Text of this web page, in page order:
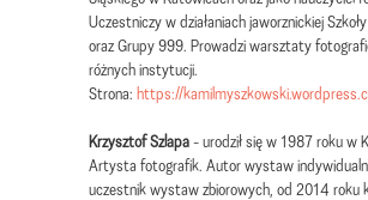
Uczestniczy w działaniach jaworznickiej
oraz Grupy 999. Prowadzi warsztaty
różnych instytucji.
Strona: https://
Krzysztof Szlapa- urodził się w 1987 roku w
Artysta fotografik. Autor wystaw
uczestnik wystaw zbiorowych, od 2014 roku